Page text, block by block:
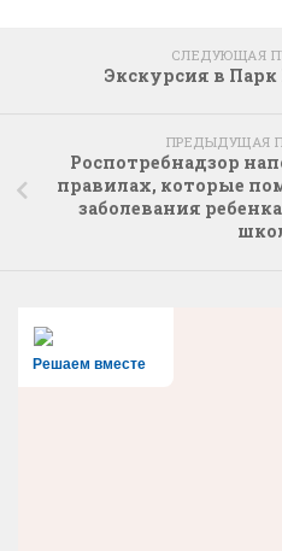
СЛЕДУЮЩАЯ
Экскурсия в
ПРЕДЫДУЩАЯ
Роспотребнадзор
правилах, которые
заболевания
Решаем вместе